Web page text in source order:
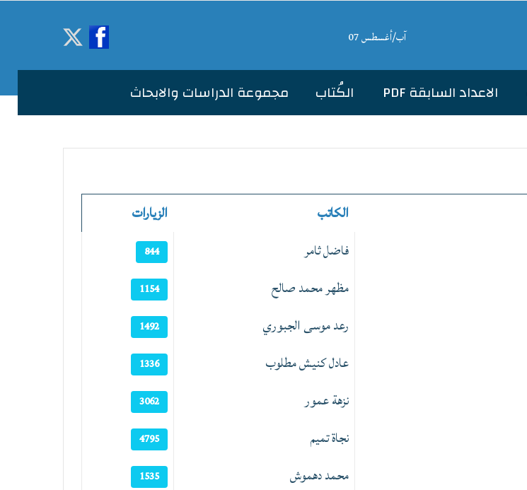
آب/أغسطس 07
الاعداد السابقة PDF الكُتاب مجموعة الدراسات والابحاث
الكاتب
الزيارات
فاضل ثامر 844
مظهر محمد صالح 1154
رعد موسى الجبوري 1492
عادل كنيش مطلوب 1336
نزهة عمور 3062
نجاة تميم 4795
محمد دهموش 1535